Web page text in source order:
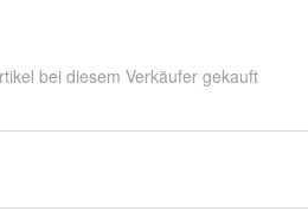
bei diesem Verkäufer gekauft